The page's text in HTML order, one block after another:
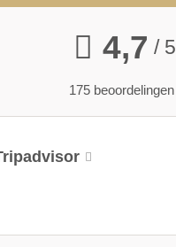
4,7 / 5
175 beoordelingen